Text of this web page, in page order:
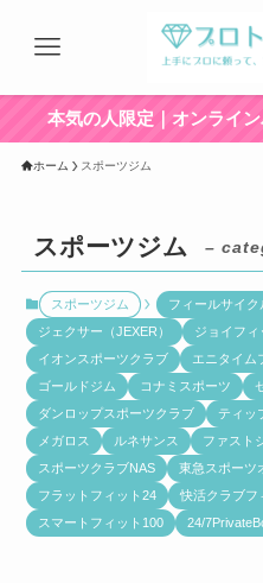
本気の人限定｜オンライ
ホーム スポーツジム
スポーツジム –
スポーツジム
フィールサイク
ジェクサー（JEXER）
ジョイフィ
イオンスポーツクラブ
エニタイム
ゴールドジム
コナミスポーツ
ダンロップスポーツクラブ
ティッ
メガロス
ルネサンス ファスト
スポーツクラブNAS
東急スポーツ
フラットフィット24
快活クラブフ
スマートフィット100
24/